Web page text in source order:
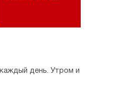
день. Утром и